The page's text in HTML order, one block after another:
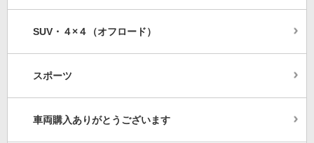
SUV・４×４（オフロード）
スポーツ
車両購入ありがとうございます